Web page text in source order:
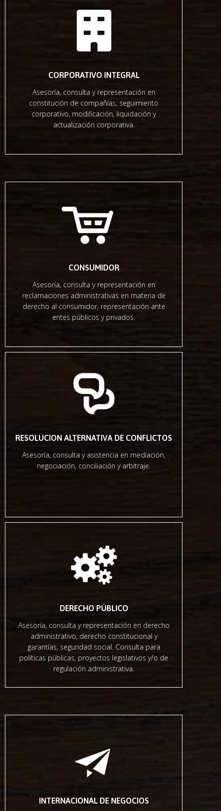
CORPORATIVO INTEGRAL
Asesoría, consulta y representación en
constitución de compañías, seguimiento
corporativo, modificación, liquidación y
actualización corporativa.
CONSUMIDOR
Asesoría, consulta y representación en
reclamaciones administrativas en materia de
derecho al consumidor, representación ante
entes públicos y privados.
RESOLUCION ALTERNATIVA DE CONFLICTOS
Asesoría, consulta y asistencia en mediación,
negociación, conciliación y arbitraje.
DERECHO PÚBLICO
Asesoría, consulta y representación en derecho
administrativo, derecho constitucional y
garantías, seguridad social. Consulta para
políticas públicas, proyectos legislativos y/o de
regulación administrativa.
INTERNACIONAL DE NEGOCIOS